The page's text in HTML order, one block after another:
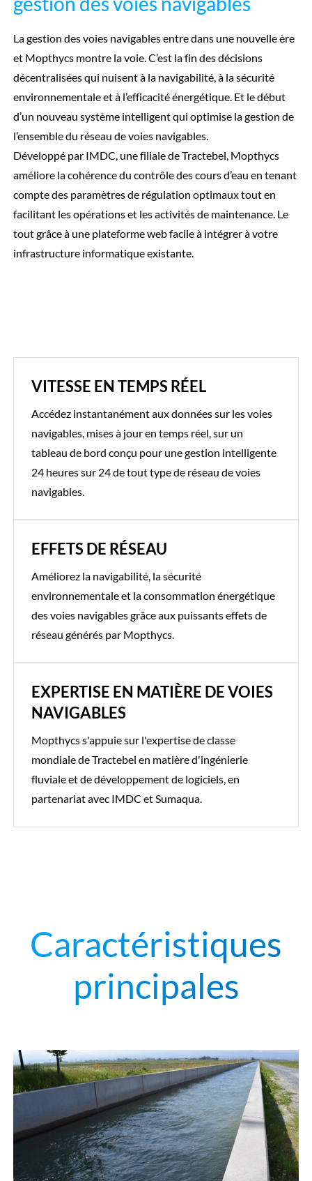
La gestion des voies navigables entre dans une nouvelle ère
et Mopthycs montre la voie. C’est la fin des décisions
décentralisées qui nuisent à la navigabilité, à la sécurité
environnementale et à l’efficacité énergétique. Et le début
d’un nouveau système intelligent qui optimise la gestion de
l’ensemble du réseau de voies navigables.
Développé par IMDC, une filiale de Tractebel, Mopthycs
améliore la cohérence du contrôle des cours d’eau en tenant
compte des paramètres de régulation optimaux tout en
facilitant les opérations et les activités de maintenance. Le
tout grâce à une plateforme web facile à intégrer à votre
infrastructure informatique existante.
VITESSE EN TEMPS RÉEL
Accédez instantanément aux données sur les voies
navigables, mises à jour en temps réel, sur un
tableau de bord conçu pour une gestion intelligente
24 heures sur 24 de tout type de réseau de voies
navigables.
EFFETS DE RÉSEAU
Améliorez la navigabilité, la sécurité
environnementale et la consommation énergétique
des voies navigables grâce aux puissants effets de
réseau générés par Mopthycs.
EXPERTISE EN MATIÈRE DE VOIES
NAVIGABLES
Mopthycs s'appuie sur l'expertise de classe
mondiale de Tractebel en matière d'ingénierie
fluviale et de développement de logiciels, en
partenariat avec IMDC et Sumaqua.
Caractéristiques
principales